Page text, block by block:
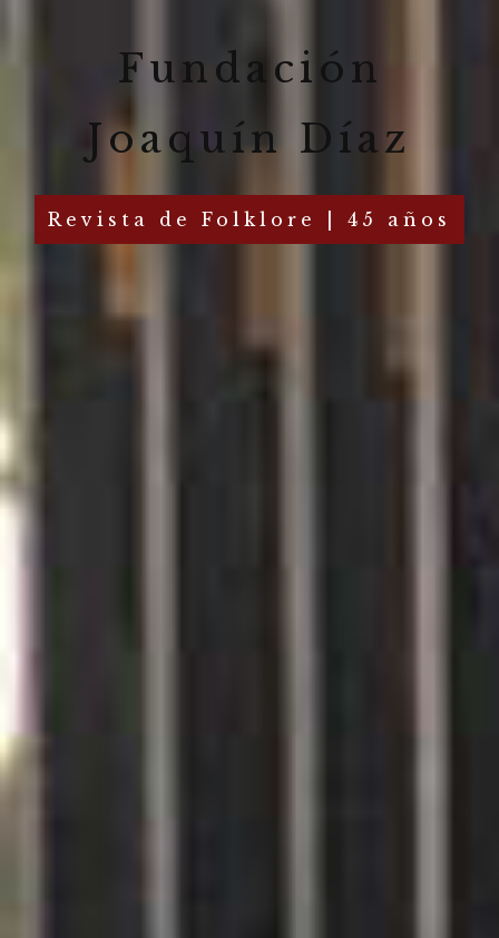
Fundación
Joaquín Díaz
Revista de Folklore | 45 años